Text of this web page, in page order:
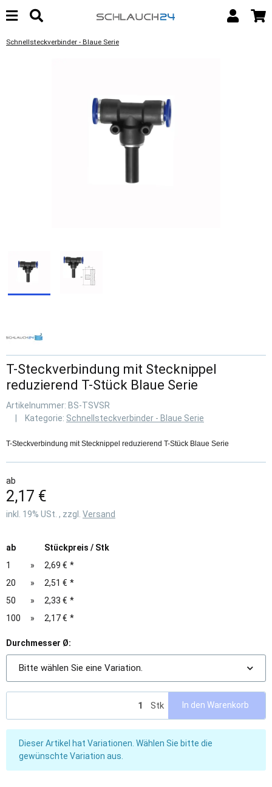
Schnellsteckverbinder - Blaue Serie
T-Steckverbindung mit Stecknippel
reduzierend T-Stück Blaue Serie
Artikelnummer: BS-TSVSR
Kategorie: Schnellsteckverbinder - Blaue Serie
T-Steckverbindung mit Stecknippel reduzierend T-Stück Blaue Serie
ab
2,17 €
inkl. 19% USt. , zzgl. Versand
ab
Stückpreis / Stk
1
» 2,69 € *
20
» 2,51 € *
50
» 2,33 € *
100
» 2,17 € *
Durchmesser Ø:
Bitte wählen Sie eine Variation.
Stk In den Warenkorb
xDieser Artikel hat Variationen. Wählen Sie bitte die
gewünschte Variation aus.